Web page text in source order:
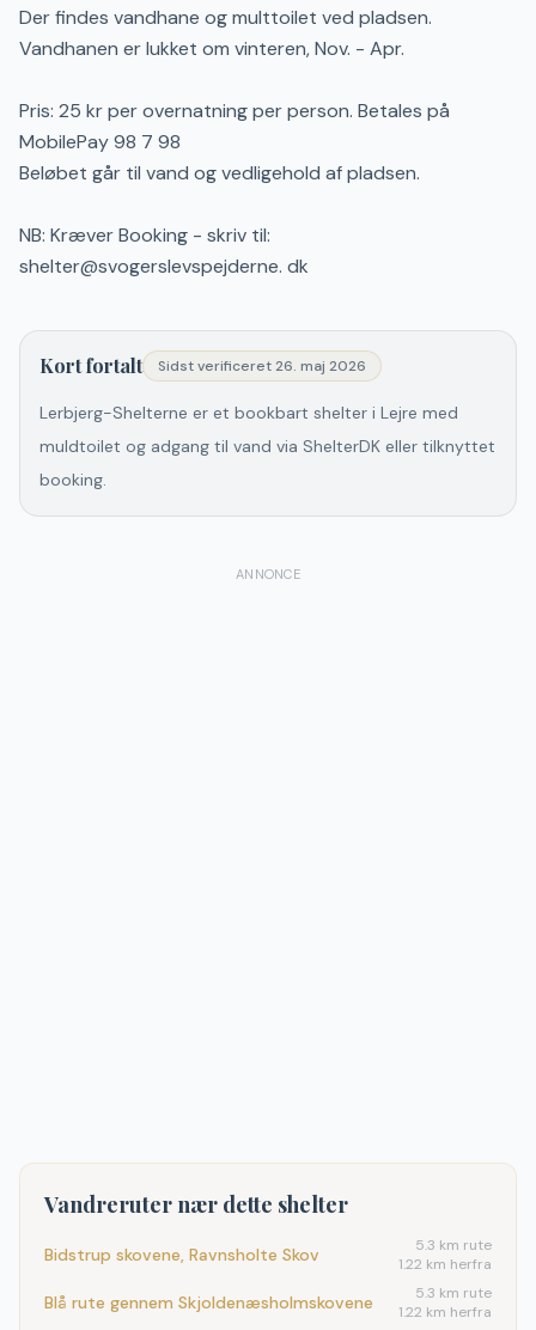
Der findes vandhane og multtoilet ved pladsen.
Vandhanen er lukket om vinteren, Nov. - Apr.
Pris: 25 kr per overnatning per person. Betales på
MobilePay 98 7 98
Beløbet går til vand og vedligehold af pladsen.
NB: Kræver Booking - skriv til:
shelter@svogerslevspejderne. dk
Kort fortalt Sidst verificeret26. maj 2026
Lerbjerg-Shelterne er et bookbart shelter i Lejre med
muldtoilet og adgang til vand via ShelterDK eller tilknyttet
booking.
ANNONCE
Vandreruter nær dette shelter
Bidstrup skovene, Ravnsholte Skov 5.3 km rute
1.22 km herfra
Blå rute gennem Skjoldenæsholmskovene 5.3 km rute
1.22 km herfra